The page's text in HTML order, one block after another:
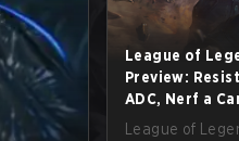
League of
Preview:
ADC, Nerf a
League of